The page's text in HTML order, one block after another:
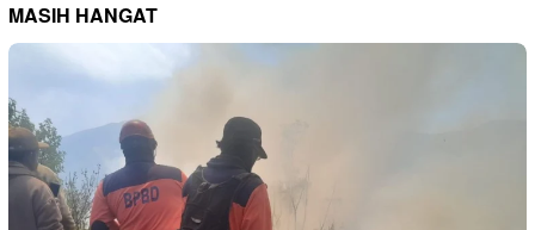
MASIH HANGAT